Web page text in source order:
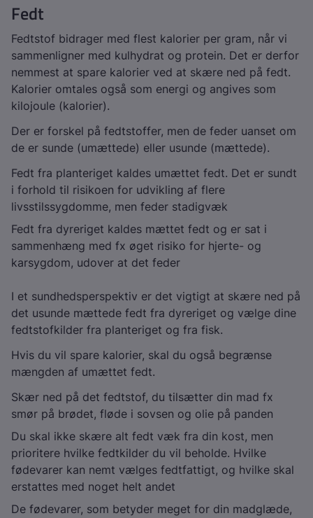
Fedt
Fedtstof bidrager med flest kalorier per gram, når vi
sammenligner med kulhydrat og protein. Det er derfor
nemmest at spare kalorier ved at skære ned på fedt.
Kalorier omtales også som energi og angives som
kilojoule (kalorier).
Der er forskel på fedtstoffer, men de feder uanset om
de er sunde (umættede) eller usunde (mættede).
Fedt fra planteriget kaldes umættet fedt. Det er sundt
i forhold til risikoen for udvikling af flere
livsstilssygdomme, men feder stadigvæk
Fedt fra dyreriget kaldes mættet fedt og er sat i
sammenhæng med fx øget risiko for hjerte- og
karsygdom, udover at det feder
I et sundhedsperspektiv er det vigtigt at skære ned på
det usunde mættede fedt fra dyreriget og vælge dine
fedtstofkilder fra planteriget og fra fisk.
Hvis du vil spare kalorier, skal du også begrænse
mængden af umættet fedt.
Skær ned på det fedtstof, du tilsætter din mad fx
smør på brødet, fløde i sovsen og olie på panden
Du skal ikke skære alt fedt væk fra din kost, men
prioritere hvilke fedtkilder du vil beholde. Hvilke
fødevarer kan nemt vælges fedtfattigt, og hvilke skal
erstattes med noget helt andet
De fødevarer, som betyder meget for din madglæde,